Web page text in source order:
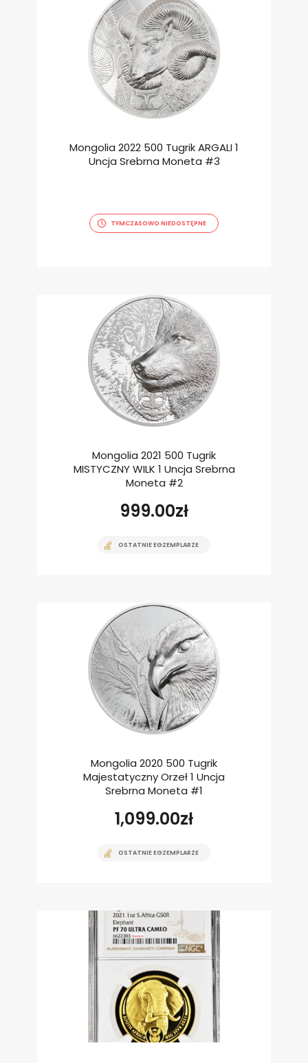
Mongolia 2022 500 Tugrik ARGALI 1
Uncja Srebrna Moneta #3
TYMCZASOWO NIEDOSTĘPNE
Mongolia 2021 500 Tugrik
MISTYCZNY WILK 1 Uncja Srebrna
Moneta #2
999.00zł
OSTATNIE EGZEMPLARZE
Mongolia 2020 500 Tugrik
Majestatyczny Orzeł 1 Uncja
Srebrna Moneta #1
1,099.00zł
OSTATNIE EGZEMPLARZE